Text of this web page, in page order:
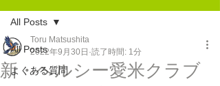
All Posts
よくある質問
All Posts
新・ヘルシー愛米クラブ
Toru Matsushita
2022年9月30日 読了時間: 1分